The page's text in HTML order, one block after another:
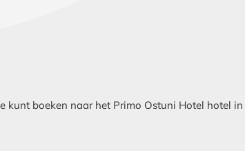
boeken naar het Primo Ostuni Hotel hotel